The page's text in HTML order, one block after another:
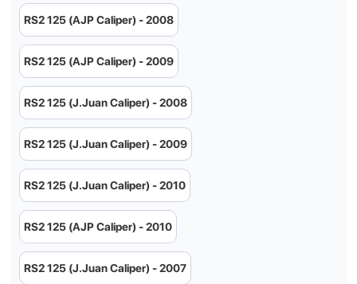
RS2 125 (AJP Caliper) - 2008
RS2 125 (AJP Caliper) - 2009
RS2 125 (J.Juan Caliper) - 2008
RS2 125 (J.Juan Caliper) - 2009
RS2 125 (J.Juan Caliper) - 2010
RS2 125 (AJP Caliper) - 2010
RS2 125 (J.Juan Caliper) - 2007